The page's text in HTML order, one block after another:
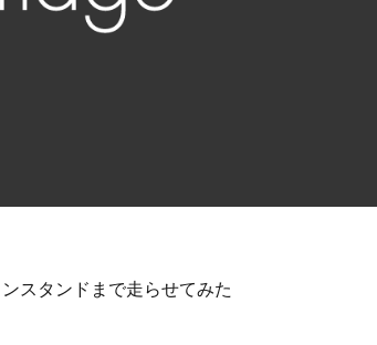
スタンドまで走らせてみた